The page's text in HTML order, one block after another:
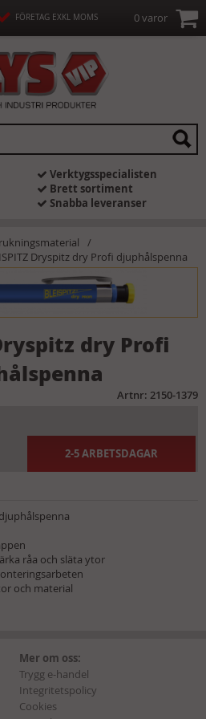
0 varor
FÖRETAG EXKL MOMS
Verktygsspecialisten
Brett sortiment
Snabba leveranser
Dryspitz dry Profi djuphålspenna
dry Profi
Artnr: 2150-1379
2-5 ARBETSDAGAR
råa och släta ytor
och material
Mer om oss:
Trygg e-handel
Integritetspolicy
Cookies